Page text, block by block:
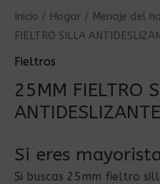
Inicio / Hogar / Menaje del
FIELTRO SILLA
Fieltros
25MM FIELTRO
Si eres
Si buscas 25mm fieltro